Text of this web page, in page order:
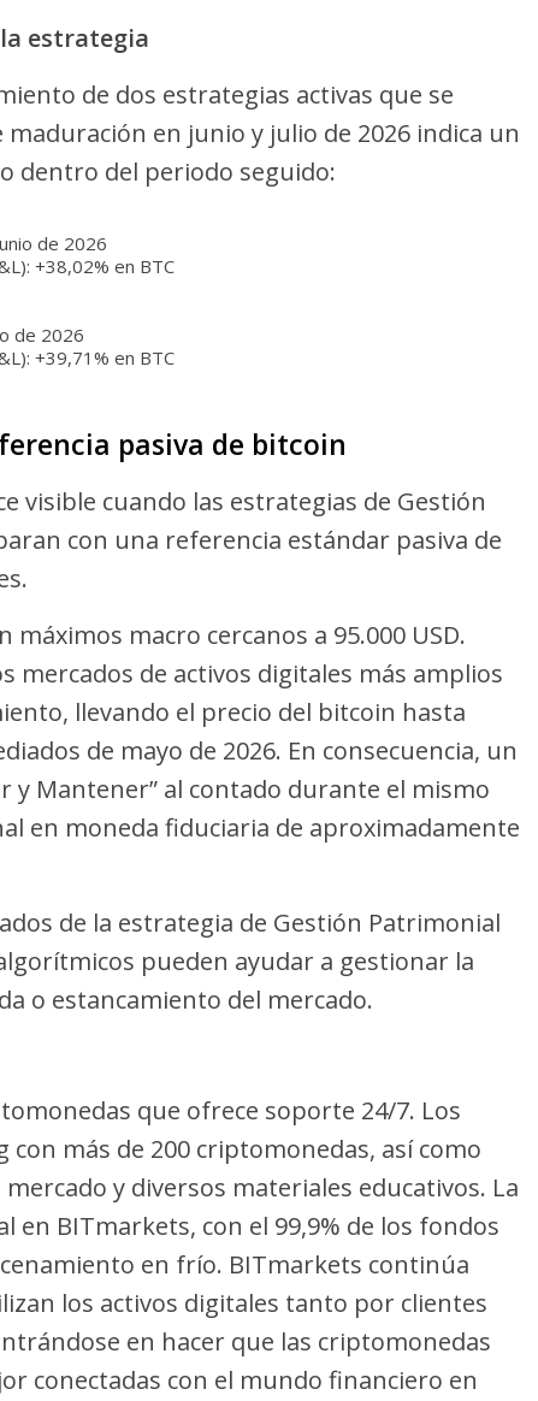
estrategia
de dos estrategias activas que se
en junio y julio de 2026 indica un
dentro del periodo seguido:
de 2026
+38,02% en BTC
de 2026
+39,71% en BTC
pasiva de bitcoin
visible cuando las estrategias de Gestión
con una referencia estándar pasiva de
macro cercanos a 95.000 USD.
mercados de activos digitales más amplios
llevando el precio del bitcoin hasta
de mayo de 2026. En consecuencia, un
y Mantener” al contado durante el mismo
en moneda fiduciaria de aproximadamente
de la estrategia de Gestión Patrimonial
pueden ayudar a gestionar la
o estancamiento del mercado.
que ofrece soporte 24/7. Los
más de 200 criptomonedas, así como
y diversos materiales educativos. La
BITmarkets, con el 99,9% de los fondos
en frío. BITmarkets continúa
los activos digitales tanto por clientes
en hacer que las criptomonedas
conectadas con el mundo financiero en